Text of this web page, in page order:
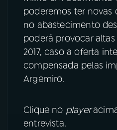
poderemos ter novas
no abastecimento
poderá provocar
2017, caso a oferta
compensada pelas
Argemiro.
Clique no player
entrevista.